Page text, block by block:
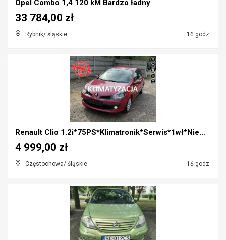
Opel Combo 1,4 120 kM Bardzo ładny
Rybnik/ śląskie 16 godz.
33 784,00 zł
Renault Clio 1.2i*75PS*Klimatronik*Serwis*1wł*Niem...
Częstochowa/ śląskie 16 godz.
4 999,00 zł